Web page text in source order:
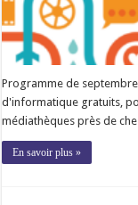
Programme de
d'informatique gratuits,
médiathèques près de
En savoir plus »